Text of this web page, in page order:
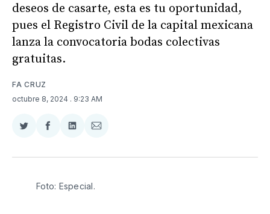
deseos de casarte, esta es tu oportunidad,
pues el Registro Civil de la capital mexicana
lanza la convocatoria bodas colectivas
gratuitas.
FA CRUZ
octubre 8, 2024 . 9:23 AM
Compartir
Twitter
Compartir
Facebook
Compartir
LinkedIn
Compartir
Email
Foto: Especial.